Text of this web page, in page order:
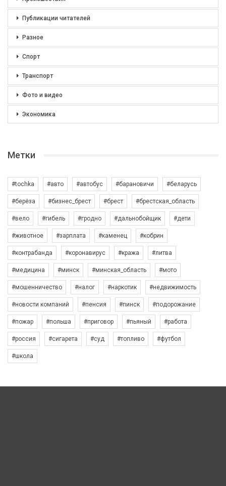
Публикации читателей
Разное
Спорт
Транспорт
Фото и видео
Экономика
Метки
#tochka #авто #автобус #барановичи #беларусь
#берёза #бизнес_брест #брест #брестская_область
#вело #гибель #гродно #дальнобойщик #дети
#животное #зарплата #каменец #кобрин
#контрабанда #коронавирус #кража #литва
#медицина #минск #минская_область #мото
#мошенничество #налог #наркотик #недвижимость
#новости компаний #пенсия #пинск #подорожание
#пожар #польша #приговор #пьяный #работа
#россия #сигарета #суд #топливо #футбол
#школа